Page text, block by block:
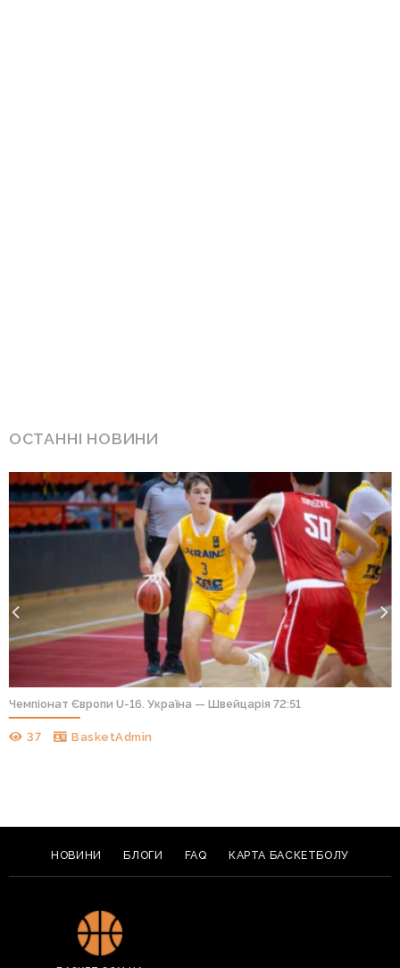
ОСТАННІ НОВИНИ
Чемпіонат Європи U-16. Україна — Швейцарія 72:51
37 BasketAdmin
НОВИНИ БЛОГИ FAQ КАРТА БАСКЕТБОЛУ